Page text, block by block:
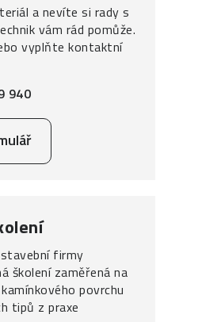
a nevíte si rady s
vám rád pomůže.
vyplňte kontaktní
940
firmy
školení zaměřená na
povrchu
tipů z praxe